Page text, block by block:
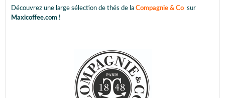
Découvrez une large sélection de thés de la Compagnie & Co sur
Maxicoffee.com !